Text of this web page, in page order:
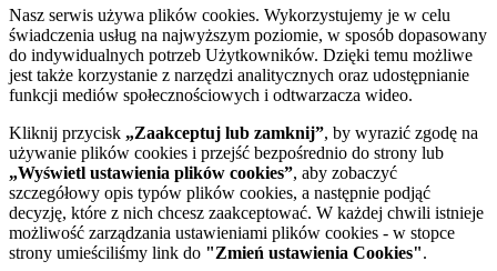
Nasz serwis używa plików cookies. Wykorzystujemy je w celu
świadczenia usług na najwyższym poziomie, w sposób dopasowany
do indywidualnych potrzeb Użytkowników. Dzięki temu możliwe
jest także korzystanie z narzędzi analitycznych oraz udostępnianie
funkcji mediów społecznościowych i odtwarzacza wideo.
Kliknij przycisk „Zaakceptuj lub zamknij”, by wyrazić zgodę na
używanie plików cookies i przejść bezpośrednio do strony lub
„Wyświetl ustawienia plików cookies”, aby zobaczyć
szczegółowy opis typów plików cookies, a następnie podjąć
decyzję, które z nich chcesz zaakceptować. W każdej chwili istnieje
możliwość zarządzania ustawieniami plików cookies - w stopce
strony umieściliśmy link do "Zmień ustawienia Cookies".